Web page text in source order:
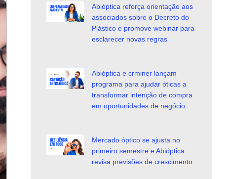
Abióptica reforça orientação aos
associados sobre o Decreto do
Plástico e promove webinar para
esclarecer novas regras
Abióptica e crminer lançam
programa para ajudar óticas a
transformar intenção de compra
em oportunidades de negócio
Mercado óptico se ajusta no
primeiro semestre e Abióptica
revisa previsões de crescimento